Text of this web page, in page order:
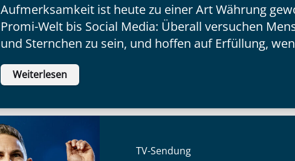
Aufmerksamkeit ist heute zu einer Art Währung
Promi-Welt bis Social Media: Überall versuchen
und Sternchen zu sein, und hoffen auf Erfüllung,
vielen Menschen glänzen können.
Weiterlesen
TV-Sendung